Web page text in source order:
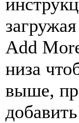
Add
низа
выше,